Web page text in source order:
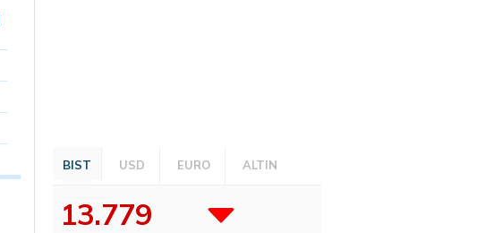
BIST USD EURO ALTIN
13.779